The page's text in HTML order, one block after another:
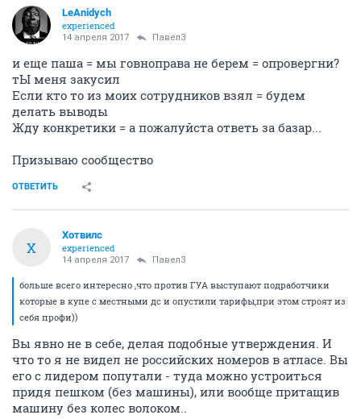
LeAnidych
experienced
14 апреля 2017 Павел3
и еще паша = мы говноправа не берем = опровергни?
тЫ меня закусил
Если кто то из моих сотрудников взял = будем
делать выводы
Жду конкретики = а пожалуйста ответь за базар...
Призываю сообщество
ОТВЕТИТЬ
Х
Хотвилс
experienced
14 апреля 2017 Павел3
больше всего интересно ,что против ГУА выступают подработчики
которые в купе с местными дс и опустили тарифы,при этом строят из
себя профи))
Вы явно не в себе, делая подобные утверждения. И
что то я не видел не российских номеров в атласе. Вы
его с лидером попутали - туда можно устроиться
придя пешком (без машины), или вообще притащив
машину без колес волоком..